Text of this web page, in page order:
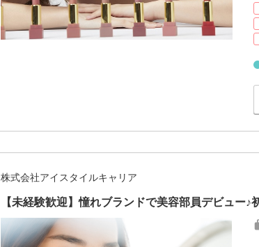
株式会社アイスタイルキャリア
【未経験歓迎】憧れブランドで美容部員デビュー